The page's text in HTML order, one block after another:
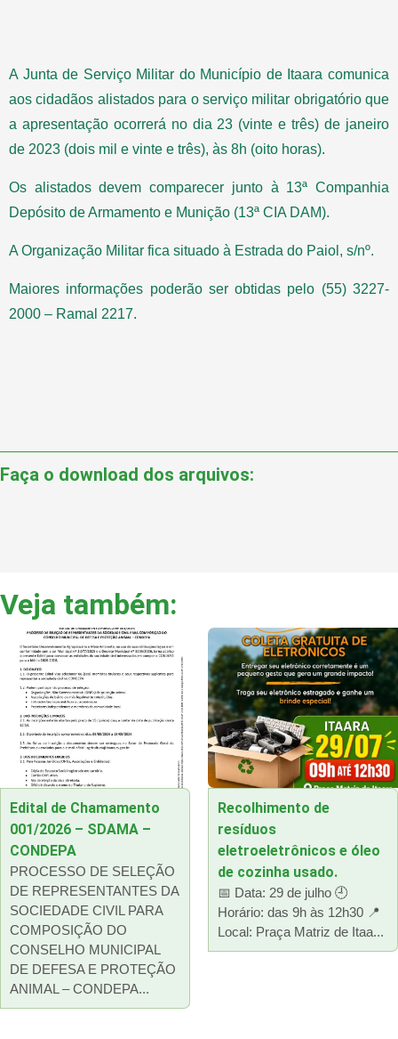
A Junta de Serviço Militar do Município de Itaara comunica
aos cidadãos alistados para o serviço militar obrigatório que
a apresentação ocorrerá no dia 23 (vinte e três) de janeiro
de 2023 (dois mil e vinte e três), às 8h (oito horas).
Os alistados devem comparecer junto à 13ª Companhia
Depósito de Armamento e Munição (13ª CIA DAM).
A Organização Militar fica situado à Estrada do Paiol, s/nº.
Maiores informações poderão ser obtidas pelo (55) 3227-
2000 – Ramal 2217.
Faça o download dos arquivos:
Veja também:
Edital de Chamamento
001/2026 – SDAMA –
CONDEPA
PROCESSO DE SELEÇÃO
DE REPRESENTANTES DA
SOCIEDADE CIVIL PARA
COMPOSIÇÃO DO
CONSELHO MUNICIPAL
DE DEFESA E PROTEÇÃO
ANIMAL – CONDEPA...
Recolhimento de
resíduos
eletroeletrônicos e óleo
de cozinha usado.
📅 Data: 29 de julho 🕘
Horário: das 9h às 12h30 📍
Local: Praça Matriz de Itaa...